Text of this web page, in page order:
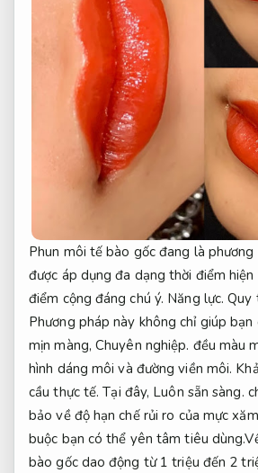
Phun môi tế bào gốc đang là
được áp dụng đa dạng thời điểm
điểm cộng đáng chú ý. Năng lực. Quy
Phương pháp này không chỉ giúp
mịn màng, Chuyên nghiệp. đều màu
hình dáng môi và đường viền môi.
cầu thực tế. Tại đây, Luôn sẵn sàng.
bảo về độ hạn chế rủi ro của mực
buộc bạn có thể yên tâm tiêu
bào gốc dao động từ 1 triệu đến 2